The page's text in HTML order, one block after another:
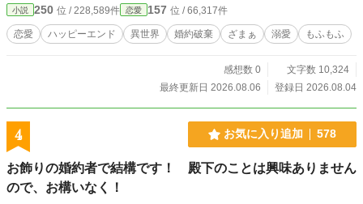
わたくし、存じませんからね」 これは、獣にだけは一度も嘘
をつかなかった令嬢の、もふもふな亡命の物語。
小説 250 位 / 228,589件 恋愛 157 位 / 66,317件
恋愛 ハッピーエンド 異世界 婚約破棄 ざまぁ 溺愛 もふもふ
感想数 0
文字数 10,324
最終更新日 2026.08.06
登録日 2026.08.04
4 お気に入り追加 578
お飾りの婚約者で結構です！ 殿下のことは興味ありません
ので、お構いなく！